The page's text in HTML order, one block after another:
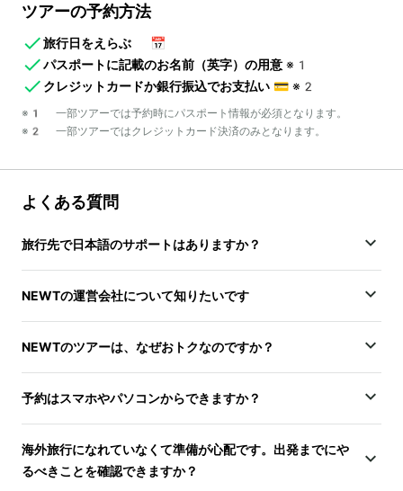
ツアーの予約方法
旅行日をえらぶ
📅
パスポートに記載のお名前（英字）の用意 ※1
クレジットカードか銀行振込でお支払い 💳 ※2
※1 一部ツアーでは予約時にパスポート情報が必須となります。
※2 一部ツアーではクレジットカード決済のみとなります。
よくある質問
旅行先で日本語のサポートはありますか？
NEWTの運営会社について知りたいです
NEWTのツアーは、なぜおトクなのですか？
予約はスマホやパソコンからできますか？
海外旅行になれていなくて準備が心配です。出発までにや
るべきことを確認できますか？